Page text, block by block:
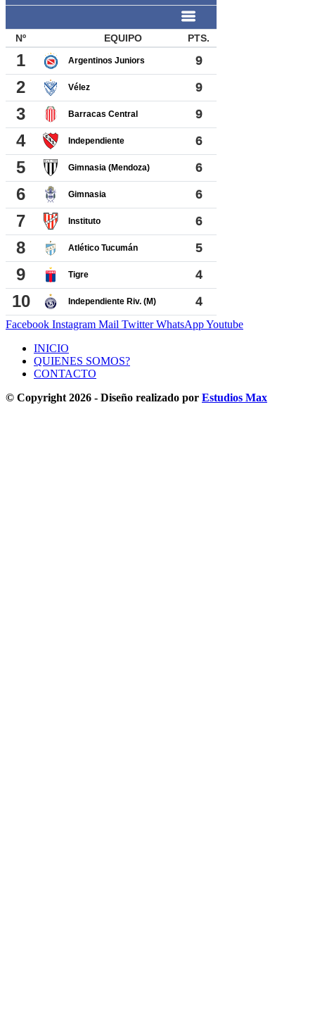
Facebook Instagram Mail Twitter WhatsAppYoutube
INICIO
QUIENES SOMOS?
CONTACTO
© Copyright 2026 - Diseño realizado por Estudios Max